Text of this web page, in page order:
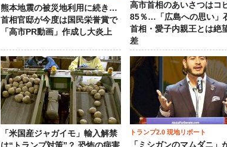
熊本地震の被災地利用に続き…
首相官邸が今度は国民栄誉賞で
「高市PR動画」作成し大炎上
高市首相のあいさつはコ
85％…「広島への思い」
首相・愛子内親王とは絶
差
「米国産ジャガイモ」輸入解禁
トランプ2.0 現地リポート
「ミシガンのマムダニ」